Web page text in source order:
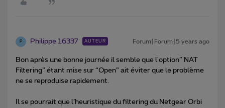
P Philippe 16337 AUTEUR Forum|Forum|5 years ago
Bon après une bonne journée il semble que l'option” NAT
Filtering” étant mise sur “Open” ait éviter que le problème
ne se reproduise rapidement.
Il se pourrait que l’heuristique du filtering du Netgear Orbi